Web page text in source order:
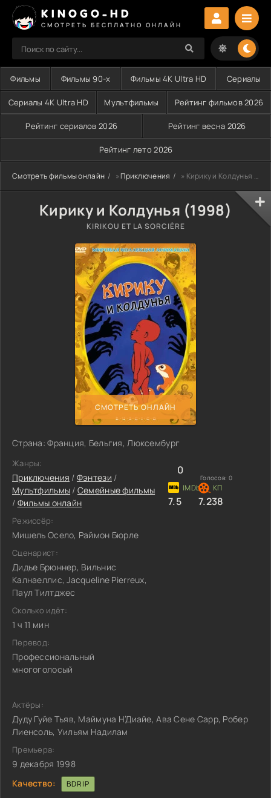
KINOGO-HD
СМОТРЕТЬ БЕСПЛАТНО ОНЛАЙН
Фильмы Фильмы 90-х Фильмы 4K Ultra HD Сериалы
Сериалы 4K Ultra HD Мультфильмы Рейтинг фильмов 2026
Рейтинг сериалов 2026 Рейтинг весна 2026
Рейтинг лето 2026
Смотреть фильмы онлайн »Приключения » Кирику и Колдунья (1998)
Кирику и Колдунья (1998)
KIRIKOU ET LA SORCIÈRE
СМОТРЕТЬ ОНЛАЙН
Страна: Франция, Бельгия, Люксембург
Жанры:
Приключения / Фэнтези /
Мультфильмы / Семейные фильмы
/ Фильмы онлайн
Режиссёр:
Мишель Осело, Раймон Бюрле
Сценарист:
Дидье Брюннер, Вильнис
Калнаеллис, Jacqueline Pierreux,
Паул Тилтджес
Сколько идёт:
1 ч 11 мин
Перевод:
Профессиональный
многоголосый
0
Голосов: 0
7.5 7.238
Актёры:
Дуду Гуйе Тьяв, Маймуна Н’Диайе, Ава Сене Сарр, Робер
Лиенсоль, Уильям Надилам
Премьера:
9 декабря 1998
Качество:
BDRIP